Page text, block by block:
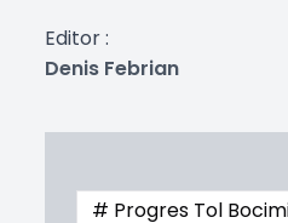
Editor :
Denis Febrian
# Progres Tol